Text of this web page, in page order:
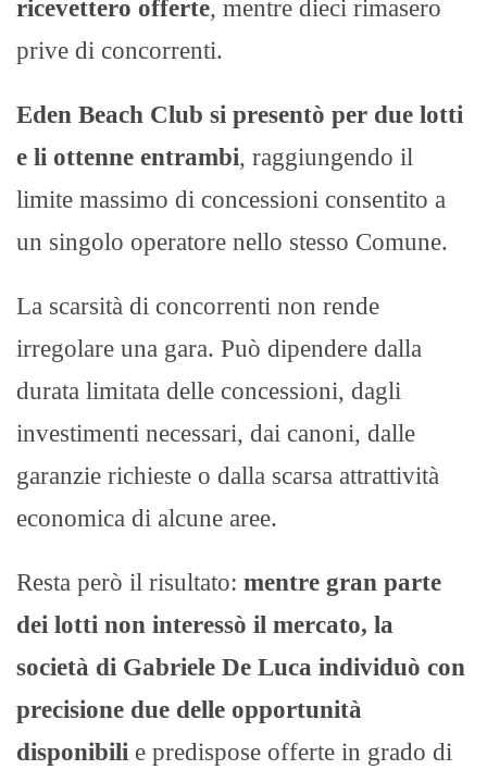
ricevettero offerte, mentre dieci rimasero
prive di concorrenti.
Eden Beach Club si presentò per due lotti
e li ottenne entrambi, raggiungendo il
limite massimo di concessioni consentito a
un singolo operatore nello stesso Comune.
La scarsità di concorrenti non rende
irregolare una gara. Può dipendere dalla
durata limitata delle concessioni, dagli
investimenti necessari, dai canoni, dalle
garanzie richieste o dalla scarsa attrattività
economica di alcune aree.
Resta però il risultato: mentre gran parte
dei lotti non interessò il mercato, la
società di Gabriele De Luca individuò con
precisione due delle opportunità
disponibili e predispose offerte in grado di